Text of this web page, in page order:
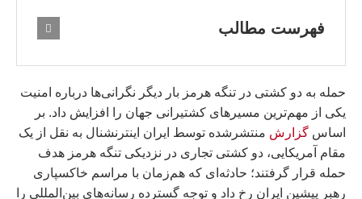
فهرست مطالب
حمله به دو کشتی در تنگه هرمز بار دیگر نگرانی‌ها درباره امنیت
یکی از مهم‌ترین مسیرهای کشتیرانی جهان را افزایش داد. بر
اساس گزارش منتشرشده توسط ایران اینترنشنال به نقل از یک
مقام آمریکایی، دو کشتی تجاری در نزدیکی تنگه هرمز هدف
حمله قرار گرفتند؛ حادثه‌ای که هم‌زمان با مراسم خاکسپاری
رهبر پیشین ایران رخ داد و توجه گسترده رسانه‌های بین‌المللی را